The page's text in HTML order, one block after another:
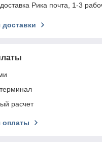
Рика почта, 1-3
расчет
оплаты